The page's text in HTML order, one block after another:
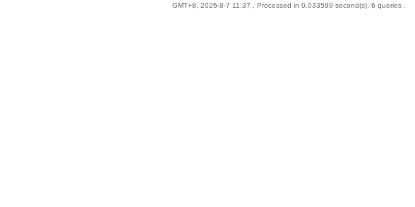
GMT+8, 2026-8-7 11:37 , Processed in 0.033599 second(s), 6 queries .